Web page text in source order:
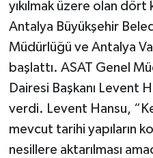
yıkılmak üzere olan dört
Antalya Büyükşehir
Müdürlüğü ve Antalya
başlattı. ASAT Genel
Dairesi Başkanı Levent
verdi. Levent Hansu,
mevcut tarihi yapıların
nesillere aktarılması